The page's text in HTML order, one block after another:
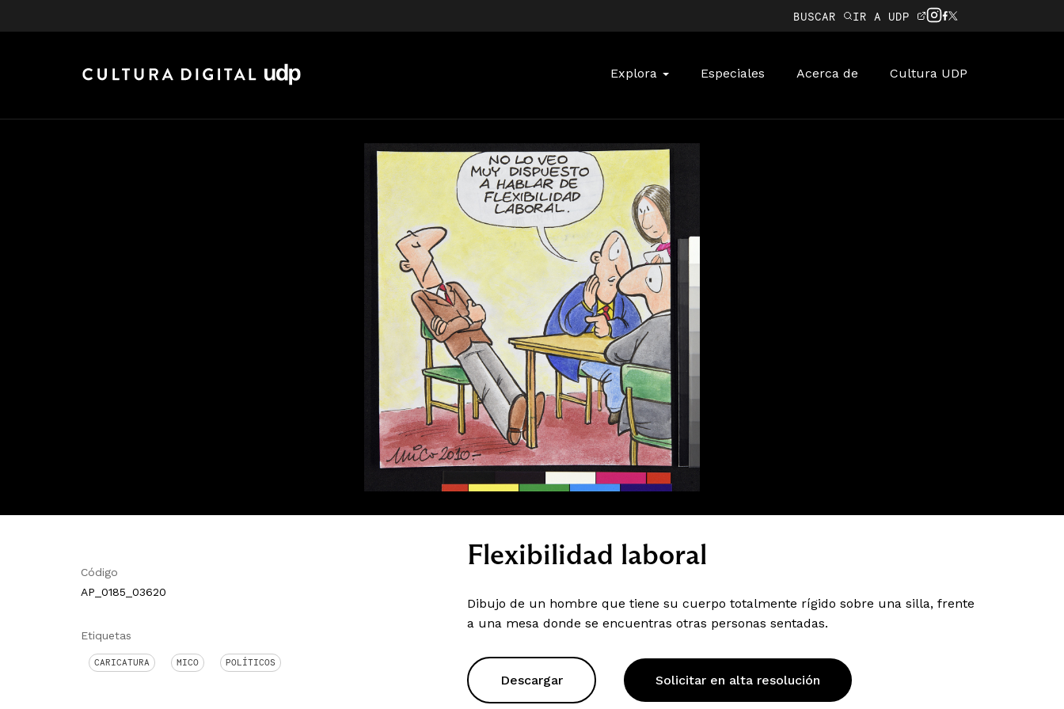
BUSCAR IR A UDP
Explora Especiales Acerca de Cultura UDP
Código
AP_0185_03620
Etiquetas
CARICATURA MICO POLÍTICOS
Flexibilidad laboral
Dibujo de un hombre que tiene su cuerpo totalmente rígido sobre una silla, frente
a una mesa donde se encuentras otras personas sentadas.
Descargar Solicitar en alta resolución